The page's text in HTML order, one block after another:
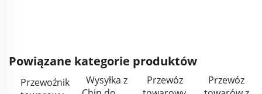
Powiązane kategorie produktów
Przewoźnik
Wysyłka z
Przewóz
Przewóz